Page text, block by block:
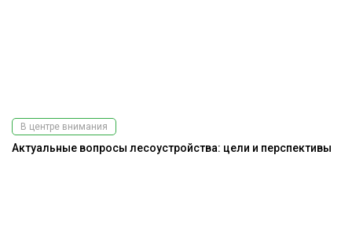
В центре внимания
Актуальные вопросы лесоустройства: цели и перспективы